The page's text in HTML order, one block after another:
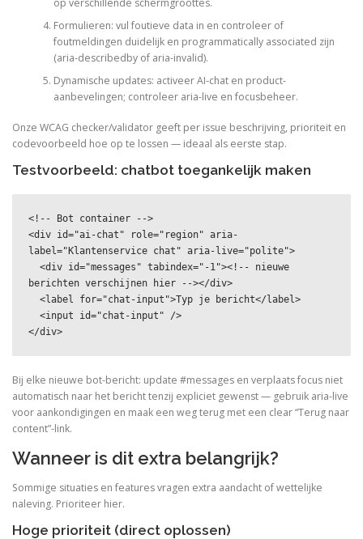
Formulieren: vul foutieve data in en controleer of
foutmeldingen duidelijk en programmatically associated zijn
(aria-describedby of aria-invalid).
Dynamische updates: activeer AI-chat en product-
aanbevelingen; controleer aria-live en focusbeheer.
Onze WCAG checker/validator geeft per issue beschrijving, prioriteit en
codevoorbeeld hoe op te lossen — ideaal als eerste stap.
Testvoorbeeld: chatbot toegankelijk maken
<!-- Bot container -->
<div id="ai-chat" role="region" aria-
label="Klantenservice chat" aria-live="polite">
berichten verschijnen hier --></div>
</div>
Bij elke nieuwe bot-bericht: update #messages en verplaats focus niet
automatisch naar het bericht tenzij expliciet gewenst — gebruik aria-live
voor aankondigingen en maak een weg terug met een clear “Terug naar
content”-link.
Wanneer is dit extra belangrijk?
Sommige situaties en features vragen extra aandacht of wettelijke
naleving. Prioriteer hier.
Hoge prioriteit (direct oplossen)